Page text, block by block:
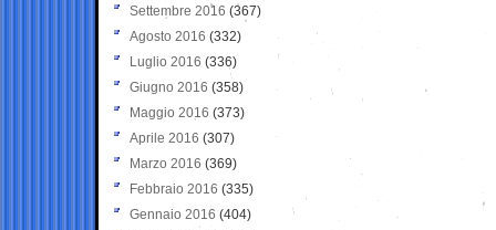
Settembre 2016 (367)
Agosto 2016 (332)
Luglio 2016 (336)
Giugno 2016 (358)
Maggio 2016 (373)
Aprile 2016 (307)
Marzo 2016 (369)
Febbraio 2016 (335)
Gennaio 2016 (404)